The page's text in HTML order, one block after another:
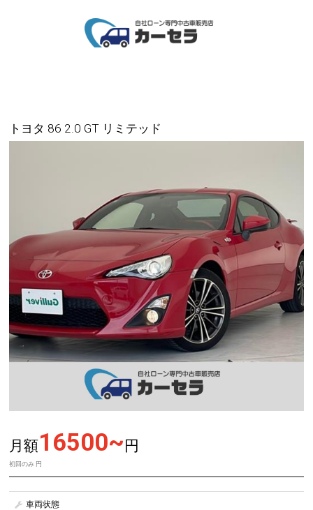
トヨタ 86 2.0 GT リミテッド
月額16500~ 円
初回のみ 円
車両状態